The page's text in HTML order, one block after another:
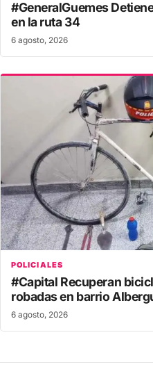
#GeneralGuemes
en la ruta 34
6 agosto, 2026
POLICIALES
#Capital Recuperan
robadas en barrio
6 agosto, 2026